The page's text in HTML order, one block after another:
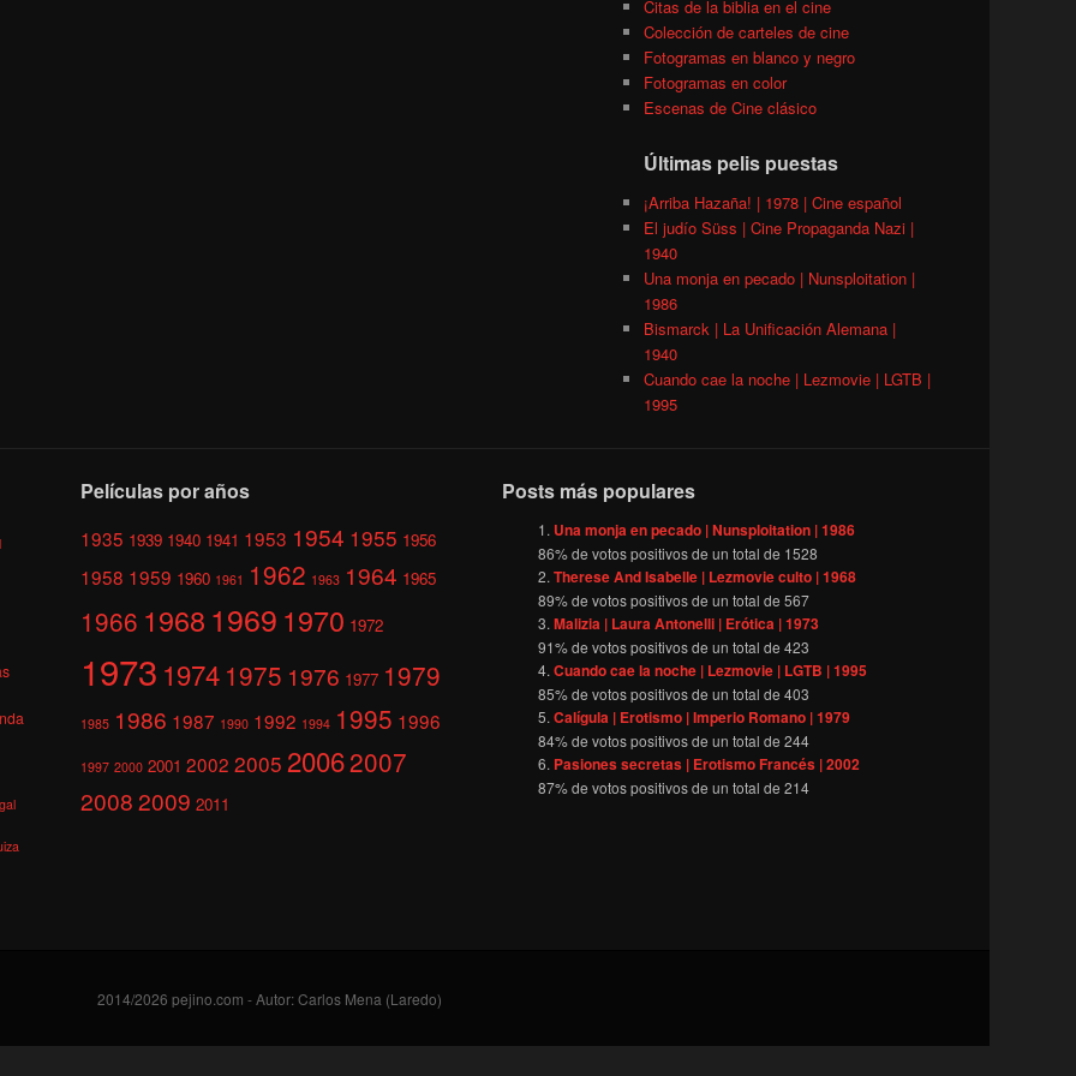
Citas de la biblia en el cine
Colección de carteles de cine
Fotogramas en blanco y negro
Fotogramas en color
Escenas de Cine clásico
Últimas pelis puestas
¡Arriba Hazaña! | 1978 | Cine español
El judío Süss | Cine Propaganda Nazi |
1940
Una monja en pecado | Nunsploitation |
1986
Bismarck | La Unificación Alemana |
1940
Cuando cae la noche | Lezmovie | LGTB |
1995
Películas por años
1935 1939 1940 1941 1953 1954 1955 1956
1958 1959 1960 1961 1962 1963 1964 1965
1966 1968 1969 1970 1972
1973 1974 1975 1976 1977 1979
1985 1986 1987 1990 1992 1994 1995 1996
1997 2000 2001 2002 2005 20062007
20082009 2011
Posts más populares
Una monja en pecado | Nunsploitation | 1986
86% de votos positivos de un total de 1528
Therese And Isabelle | Lezmovie culto | 1968
89% de votos positivos de un total de567
Malizia | Laura Antonelli | Erótica | 1973
91% de votos positivos de un total de423
Cuando cae la noche | Lezmovie | LGTB | 1995
85% de votos positivos de un total de403
Calígula | Erotismo | Imperio Romano | 1979
84% de votos positivos de un total de244
Pasiones secretas | Erotismo Francés | 2002
87% de votos positivos de un total de214
2014/2026 pejino.com - Autor: Carlos Mena (Laredo)